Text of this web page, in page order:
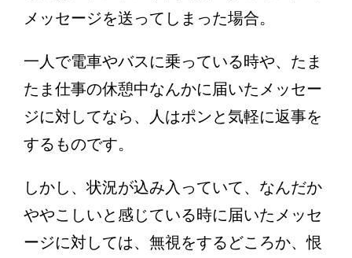
メッセージを送ってしまった場合。
一人で電車やバスに乗っている時や、たま
たま仕事の休憩中なんかに届いたメッセー
ジに対してなら、人はポンと気軽に返事を
するものです。
しかし、状況が込み入っていて、なんだか
ややこしいと感じている時に届いたメッセ
ージに対しては、無視をするどころか、恨